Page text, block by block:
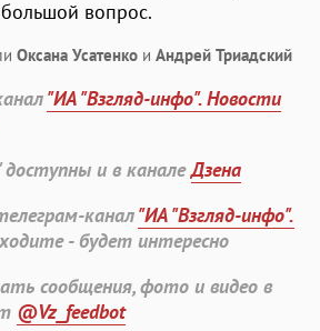
вопрос.
Оксана Усатенко и Андрей Триадский
"ИА "Взгляд-инфо". Новости
доступны и в каналеДзена
канал"ИА "Взгляд-инфо".
- будет интересно
сообщения, фото и видео в
@Vz_feedbot